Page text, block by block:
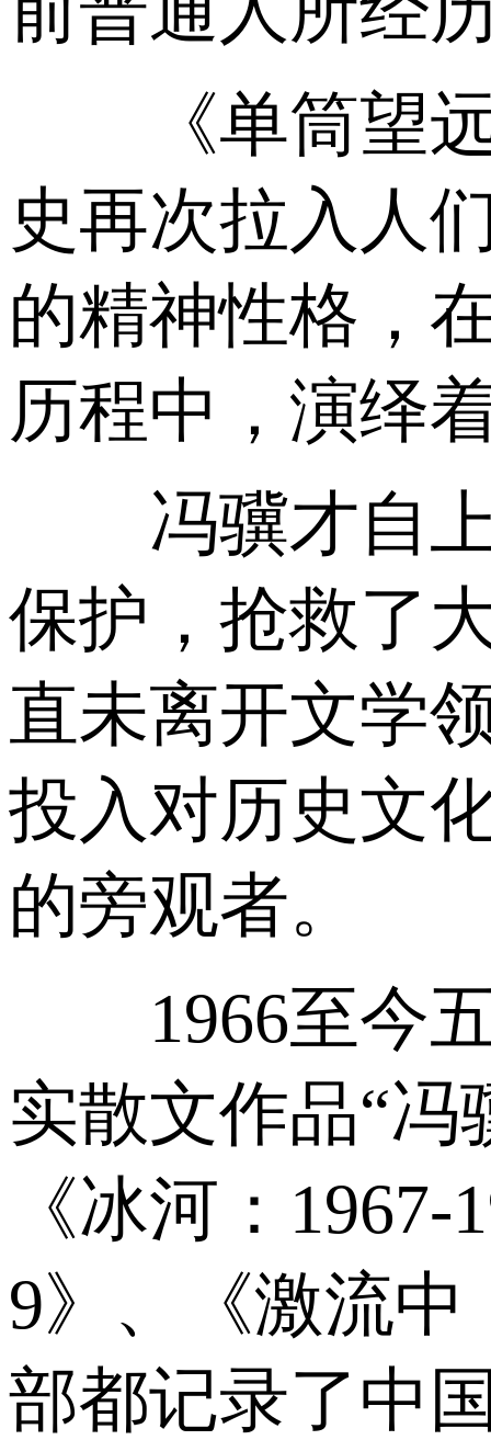
《单筒望远
史再次拉入人
的精神性格，
历程中，演绎
冯骥才自上
保护，抢救了
直未离开文学
投入对历史文
的旁观者。
1966至今五
实散文作品“
《冰河：
9》、《激流中
部都记录了中